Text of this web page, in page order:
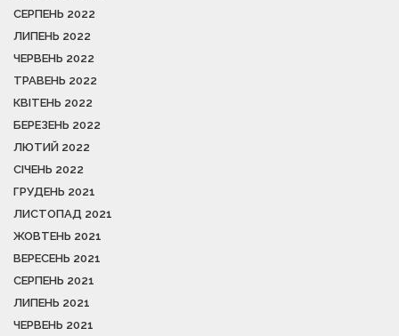
СЕРПЕНЬ 2022
ЛИПЕНЬ 2022
ЧЕРВЕНЬ 2022
ТРАВЕНЬ 2022
КВІТЕНЬ 2022
БЕРЕЗЕНЬ 2022
ЛЮТИЙ 2022
СІЧЕНЬ 2022
ГРУДЕНЬ 2021
ЛИСТОПАД 2021
ЖОВТЕНЬ 2021
ВЕРЕСЕНЬ 2021
СЕРПЕНЬ 2021
ЛИПЕНЬ 2021
ЧЕРВЕНЬ 2021